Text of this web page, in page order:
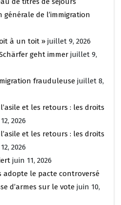
de l’immigration
à un toit » juillet 9, 2026
geht immer juillet 9,
frauduleuse juillet 8,
et les retours : les droits
2026
et les retours : les droits
2026
juin 11, 2026
adopte le pacte controversé
d’armes sur le vote juin 10,